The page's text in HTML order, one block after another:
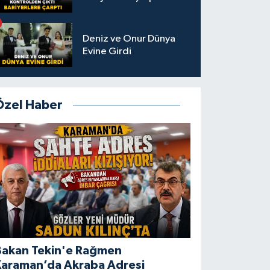
Deniz ve Onur Dünya
Evine Girdi
Haber
Tekin'e Rağmen
Akraba Adresi